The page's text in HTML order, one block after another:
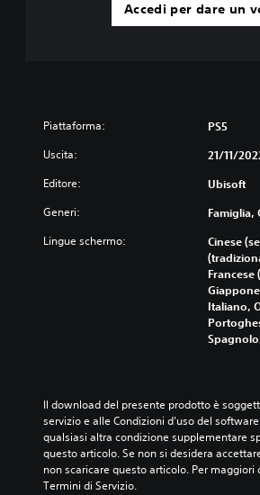
Accedi per dare un
Piattaforma: PS5
Uscita: 21/11/
Editore: Ubisoft
Generi: Famiglia,
Lingue schermo:
Cinese
Francese
Italiano,
Il download del presente prodotto è
servizio e alle Condizioni d'uso del
qualsiasi altra condizione supplementare
questo articolo. Se non si desidera
non scaricare questo articolo. Per maggiori
Termini di Servizio.